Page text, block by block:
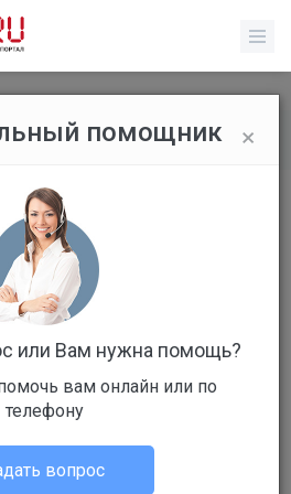
/ Профиль пользователя ×
помощник
или Вам нужна помощь?
вам онлайн или по
телефону
вопрос